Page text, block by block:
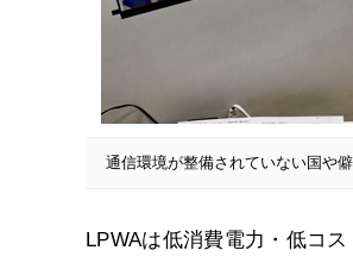
通信環境が整備されていない国や
LPWAは低消費電力・低コ